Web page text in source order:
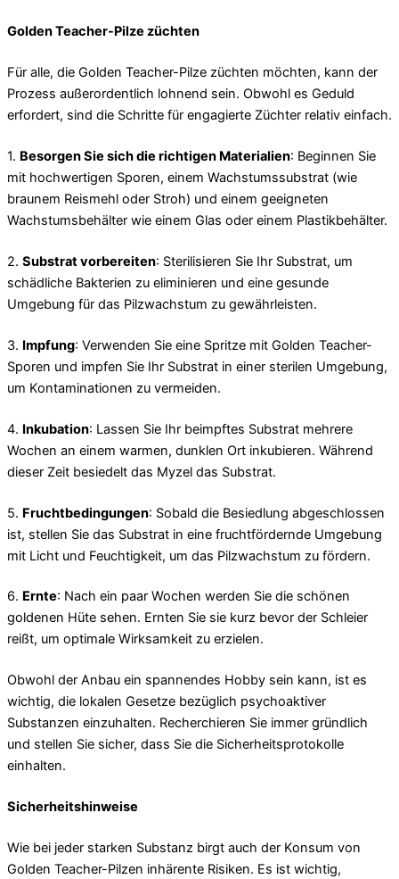
Golden Teacher-Pilze züchten
Für alle, die Golden Teacher-Pilze züchten möchten, kann der
Prozess außerordentlich lohnend sein. Obwohl es Geduld
erfordert, sind die Schritte für engagierte Züchter relativ einfach.
1. Besorgen Sie sich die richtigen Materialien: Beginnen Sie
mit hochwertigen Sporen, einem Wachstumssubstrat (wie
braunem Reismehl oder Stroh) und einem geeigneten
Wachstumsbehälter wie einem Glas oder einem Plastikbehälter.
2. Substrat vorbereiten: Sterilisieren Sie Ihr Substrat, um
schädliche Bakterien zu eliminieren und eine gesunde
Umgebung für das Pilzwachstum zu gewährleisten.
3. Impfung: Verwenden Sie eine Spritze mit Golden Teacher-
Sporen und impfen Sie Ihr Substrat in einer sterilen Umgebung,
um Kontaminationen zu vermeiden.
4. Inkubation: Lassen Sie Ihr beimpftes Substrat mehrere
Wochen an einem warmen, dunklen Ort inkubieren. Während
dieser Zeit besiedelt das Myzel das Substrat.
5. Fruchtbedingungen: Sobald die Besiedlung abgeschlossen
ist, stellen Sie das Substrat in eine fruchtfördernde Umgebung
mit Licht und Feuchtigkeit, um das Pilzwachstum zu fördern.
6. Ernte: Nach ein paar Wochen werden Sie die schönen
goldenen Hüte sehen. Ernten Sie sie kurz bevor der Schleier
reißt, um optimale Wirksamkeit zu erzielen.
Obwohl der Anbau ein spannendes Hobby sein kann, ist es
wichtig, die lokalen Gesetze bezüglich psychoaktiver
Substanzen einzuhalten. Recherchieren Sie immer gründlich
und stellen Sie sicher, dass Sie die Sicherheitsprotokolle
einhalten.
Sicherheitshinweise
Wie bei jeder starken Substanz birgt auch der Konsum von
Golden Teacher-Pilzen inhärente Risiken. Es ist wichtig,